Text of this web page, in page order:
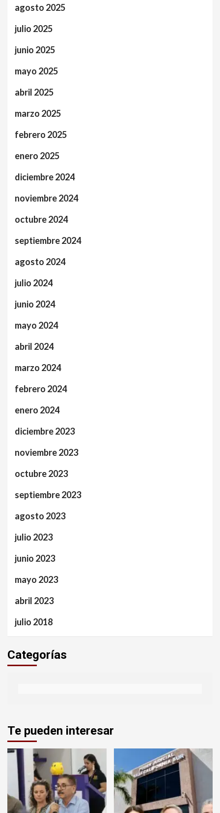
agosto 2025
julio 2025
junio 2025
mayo 2025
abril 2025
marzo 2025
febrero 2025
enero 2025
diciembre 2024
noviembre 2024
octubre 2024
septiembre 2024
agosto 2024
julio 2024
junio 2024
mayo 2024
abril 2024
marzo 2024
febrero 2024
enero 2024
diciembre 2023
noviembre 2023
octubre 2023
septiembre 2023
agosto 2023
julio 2023
junio 2023
mayo 2023
abril 2023
julio 2018
Categorías
Te pueden interesar